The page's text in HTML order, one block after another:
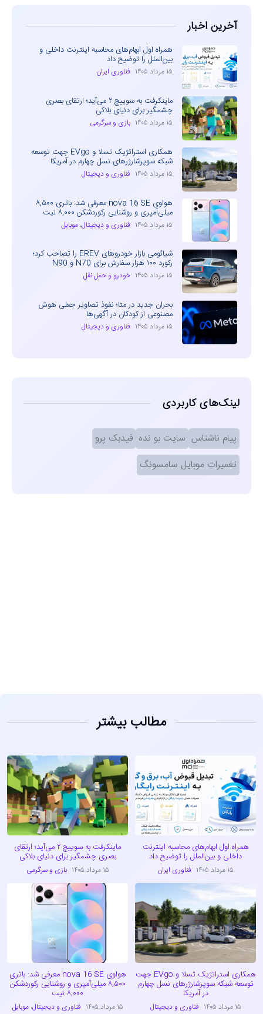
آخرین اخبار
همراه اول ابهام‌های محاسبه اینترنت داخلی و
بین‌الملل را توضیح داد
۱۵ مرداد ۱۴۰۵ فناوری ایران
ماینکرفت به سوییچ ۲ می‌آید؛ ارتقای بصری
چشمگیر برای دنیای بلاکی
۱۵ مرداد ۱۴۰۵ بازی و سرگرمی
همکاری استراتژیک تسلا و EVgo جهت توسعه
شبکه سوپرشارژرهای نسل چهارم در آمریکا
۱۵ مرداد ۱۴۰۵ فناوری و دیجیتال
هواوی nova 16 SE معرفی شد: باتری ۸,۵۰۰
میلی‌آمپری و روشنایی رکوردشکن ۸,۰۰۰ نیت
۱۵ مرداد ۱۴۰۵ فناوری و دیجیتال، موبایل
شیائومی بازار خودروهای EREV را تصاحب کرد؛
رکورد ۱۰۰ هزار سفارش برای N70 و N90
۱۵ مرداد ۱۴۰۵ خودرو و حمل نقل
بحران جدید در متا؛ نفوذ تصاویر جعلی هوش
مصنوعی از کودکان در آگهی‌ها
۱۵ مرداد ۱۴۰۵ فناوری و دیجیتال
لینک‌های کاربردی
پیام ناشناس سایت بو نده فیدبک پرو
تعمیرات موبایل سامسونگ
مطالب بیشتر
همراه اول ابهام‌های محاسبه اینترنت
داخلی و بین‌الملل را توضیح داد
۱۵ مرداد ۱۴۰۵ فناوری ایران
ماینکرفت به سوییچ ۲ می‌آید؛ ارتقای
بصری چشمگیر برای دنیای بلاکی
۱۵ مرداد ۱۴۰۵ بازی و سرگرمی
همکاری استراتژیک تسلا و EVgo جهت
توسعه شبکه سوپرشارژرهای نسل چهارم
در آمریکا
۱۵ مرداد ۱۴۰۵ فناوری و دیجیتال
هواوی nova 16 SE معرفی شد: باتری
۸,۵۰۰ میلی‌آمپری و روشنایی رکوردشکن
۸,۰۰۰ نیت
۱۵ مرداد ۱۴۰۵ فناوری و دیجیتال،موبایل